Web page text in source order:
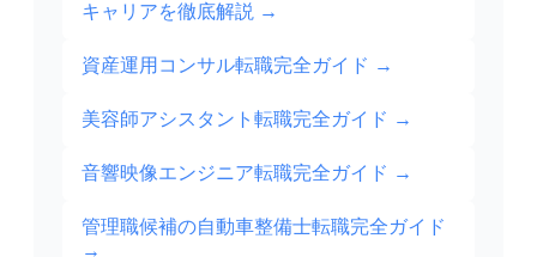
キャリアを徹底解説 →
資産運用コンサル転職完全ガイド →
美容師アシスタント転職完全ガイド →
音響映像エンジニア転職完全ガイド →
管理職候補の自動車整備士転職完全ガイド
→